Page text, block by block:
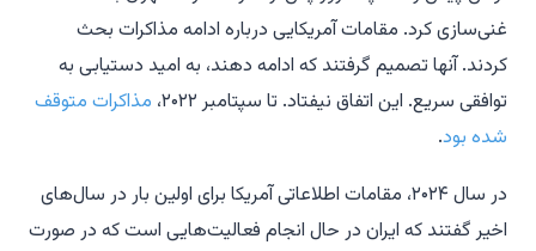
غنی‌سازی کرد. مقامات آمریکایی درباره ادامه مذاکرات بحث
کردند. آنها تصمیم گرفتند که ادامه دهند، به امید دستیابی به
توافقی سریع. این اتفاق نیفتاد. تا سپتامبر ۲۰۲۲،
مذاکرات متوقف
شده بود.
در سال ۲۰۲۴، مقامات اطلاعاتی آمریکا برای اولین بار در سال‌های
اخیر گفتند که ایران در حال انجام فعالیت‌هایی است که در صورت